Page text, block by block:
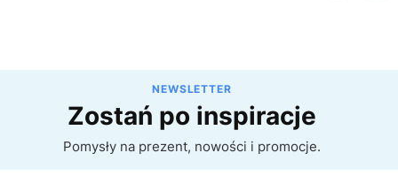
NEWSLETTER
Zostań po inspiracje
Pomysły na prezent, nowości i promocje.